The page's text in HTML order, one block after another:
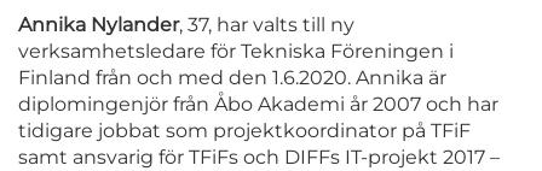
Annika Nylander, 37, har valts till ny
verksamhetsledare för Tekniska Föreningen i
Finland från och med den 1.6.2020. Annika är
diplomingenjör från Åbo Akademi år 2007 och har
tidigare jobbat som projektkoordinator på TFiF
samt ansvarig för TFiFs och DIFFs IT-projekt 2017 –